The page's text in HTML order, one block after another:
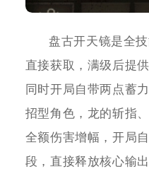
盘古开天镜是全
直接获取，满级后提
同时开局自带两点蓄
招型角色，龙的斩指
全额伤害增幅，开局
段，直接释放核心输